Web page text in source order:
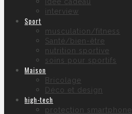
interview
Sport
musculation/fitness
Santé/bien-être
nutrition sportive
soins pour sportifs
Maison
Bricolage
Déco et design
high-tech
protection smartphone